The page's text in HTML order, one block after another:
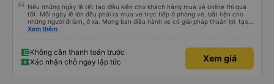
Nếu những ngày lễ tết tạo điều kiện cho khách hàng mua vé online thì quá
tốt. Mỗi ngày lễ lớn đều phải ra mua vé trực tiếp ở phòng vé, bất tiện cho
những người đi làm, ở xa. Mong ban điều hành xe có giải pháp thuận lợi, tạo
điều kiện cho khách hàng mua vé online (chuyển khoản khi mua vé). Kính
Xem thêm
Không cần thanh toán trước
Xác nhận chỗ ngay lập tức
Xem giá